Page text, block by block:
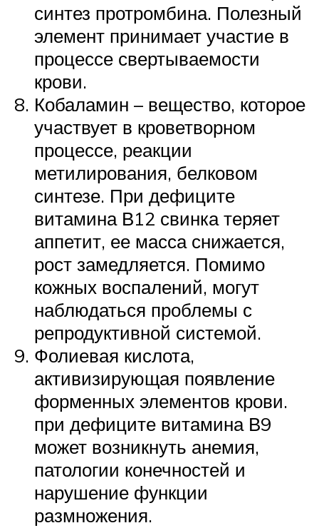
синтез протромбина. Полезный
элемент принимает участие в
процессе свертываемости
крови.
Кобаламин – вещество, которое
участвует в кроветворном
процессе, реакции
метилирования, белковом
синтезе. При дефиците
витамина В12 свинка теряет
аппетит, ее масса снижается,
рост замедляется. Помимо
кожных воспалений, могут
наблюдаться проблемы с
репродуктивной системой.
Фолиевая кислота,
активизирующая появление
форменных элементов крови.
при дефиците витамина В9
может возникнуть анемия,
патологии конечностей и
нарушение функции
размножения.